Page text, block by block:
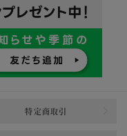
特定商取引